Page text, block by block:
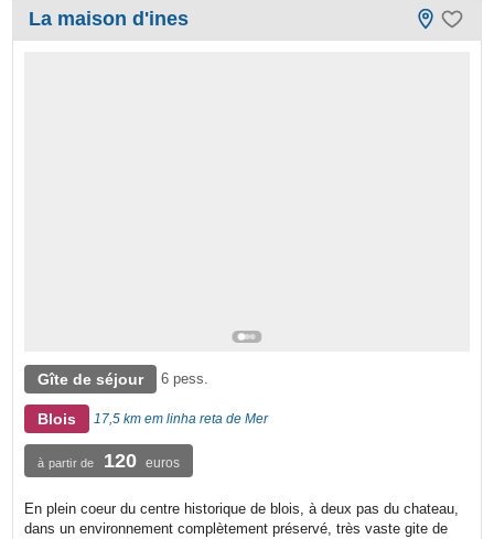
La maison d'ines
Gîte de séjour 6 pess.
Blois 17,5 km em linha reta de Mer
à partir de 120 euros
En plein coeur du centre historique de blois, à deux pas du chateau,
dans un environnement complètement préservé, très vaste gite de